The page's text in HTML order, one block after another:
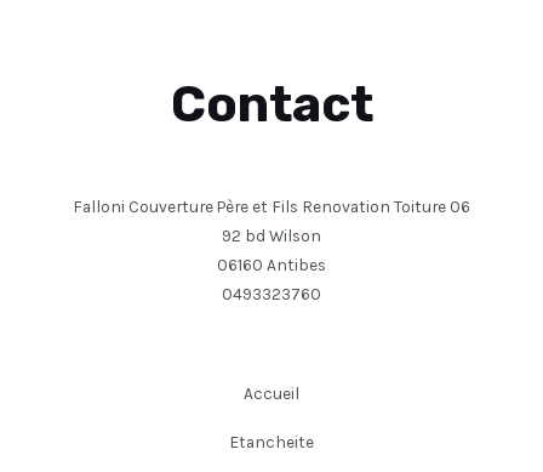
Contact
Falloni Couverture Père et Fils Renovation Toiture 06
92 bd Wilson
06160 Antibes
0493323760
Accueil
Etancheite